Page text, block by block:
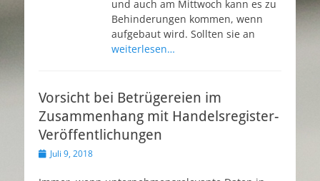
und auch am Mittwoch kann es zu
Behinderungen kommen, wenn
aufgebaut wird. Sollten sie an
weiterlesen…
Vorsicht bei Betrügereien im
Zusammenhang mit Handelsregister-
Veröffentlichungen
Veröffentlicht
Juli 9, 2018